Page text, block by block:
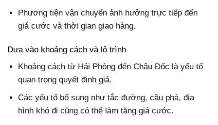
Phương tiện vận chuyển ảnh hưởng trực tiếp đến
giá cước và thời gian giao hàng.
Dựa vào khoảng cách và lộ trình
Khoảng cách từ Hải Phòng đến Châu Đốc là yếu tố
quan trọng quyết định giá.
Các yếu tố bổ sung như tắc đường, cầu phà, địa
hình khó đi cũng có thể làm tăng giá cước.